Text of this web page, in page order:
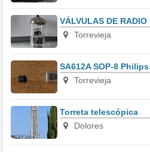
VÁLVULAS DE
Torrevieja
SA612A SOP-8 Philips
Torrevieja
Torreta telescópica
Dolores